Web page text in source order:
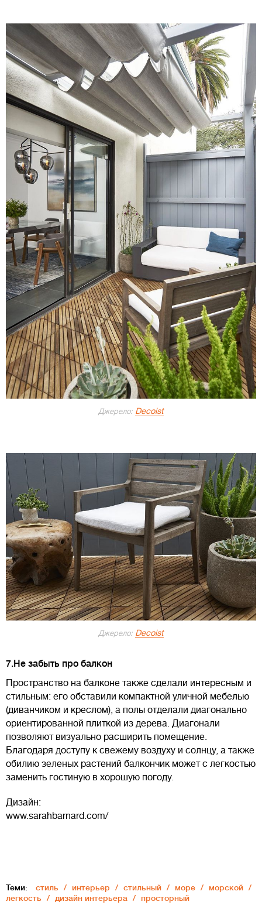
Джерело: Decoist
Джерело: Decoist
7.Не забыть про балкон
Пространство на балконе также сделали интересным и
стильным: его обставили компактной уличной мебелью
(диванчиком и креслом), а полы отделали диагонально
ориентированной плиткой из дерева. Диагонали
позволяют визуально расширить помещение.
Благодаря доступу к свежему воздуху и солнцу, а также
обилию зеленых растений балкончик может с легкостью
заменить гостиную в хорошую погоду.
Дизайн:
www.sarahbarnard.com/
Теми: стиль интерьер стильный море
морской
легкость
дизайн интерьера просторный